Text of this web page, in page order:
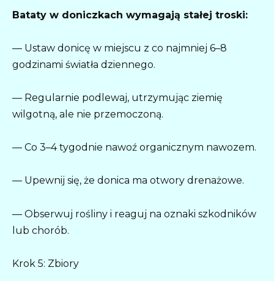
Bataty w doniczkach wymagają stałej troski:
— Ustaw donicę w miejscu z co najmniej 6–8
godzinami światła dziennego.
— Regularnie podlewaj, utrzymując ziemię
wilgotną, ale nie przemoczoną.
— Co 3–4 tygodnie nawoź organicznym nawozem.
— Upewnij się, że donica ma otwory drenażowe.
— Obserwuj rośliny i reaguj na oznaki szkodników
lub chorób.
Krok 5: Zbiory